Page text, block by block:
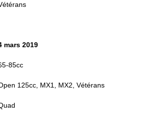
mars 2019
85cc
125cc, MX1, MX2, Vétérans